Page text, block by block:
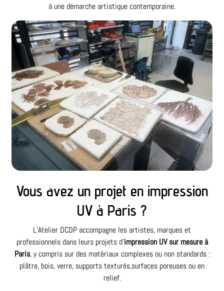
à une démarche artistique contemporaine.
Vous avez un projet en impression
UV à Paris ?
L’Atelier DCDP accompagne les artistes, marques et
professionnels dans leurs projets d’impression UV sur mesure à
Paris, y compris sur des matériaux complexes ou non standards :
plâtre, bois, verre, supports texturés,surfaces poreuses ou en
relief.